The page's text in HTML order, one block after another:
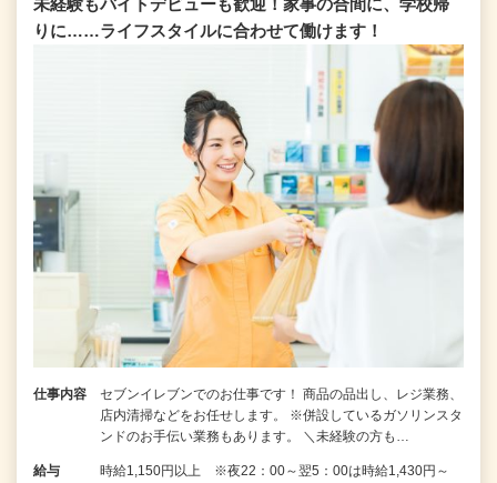
未経験もバイトデビューも歓迎！家事の合間に、学校帰
りに……ライフスタイルに合わせて働けます！
仕事内容
セブンイレブンでのお仕事です！ 商品の品出し、レジ業務、
店内清掃などをお任せします。 ※併設しているガソリンスタ
ンドのお手伝い業務もあります。 ＼未経験の方も…
給与
時給1,150円以上 ※夜22：00～翌5：00は時給1,430円～